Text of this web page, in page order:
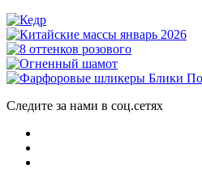
Следите за нами в соц.сетях